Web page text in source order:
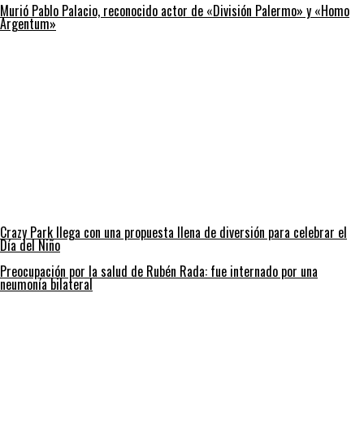
Murió Pablo Palacio, reconocido actor de «División Palermo» y «Homo
Argentum»
Crazy Park llega con una propuesta llena de diversión para celebrar el
Día del Niño
Preocupación por la salud de Rubén Rada: fue internado por una
neumonía bilateral